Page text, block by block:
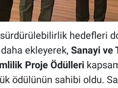
hedefleri
ekleyerek, Sanayi ve
Proje Ödülleri
ödülünün sahibi oldu.